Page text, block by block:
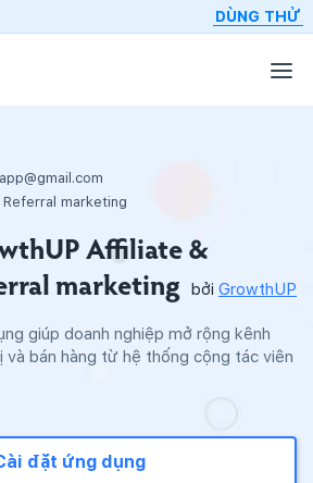
DÙNG THỬ
marketing
Affiliate &
marketing
bởi GrowthUP
giúp doanh nghiệp mở rộng kênh
và bán hàng từ hệ thống cộng tác viên
đặt ứng dụng